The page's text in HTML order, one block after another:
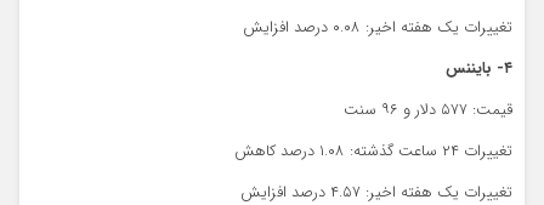
تغییرات یک هفته اخیر: ۰.۰۸ درصد افزایش
۴- بایننس‌
قیمت: ۵۷۷ دلار و ۹۶ سنت
تغییرات ۲۴ ساعت گذشته: ۱.۰۸ درصد کاهش
تغییرات یک هفته اخیر: ۴.۵۷ درصد افزایش